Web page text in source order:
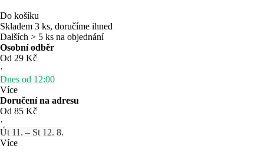
Do košíku
Skladem 3 ks, doručíme ihned
Dalších > 5 ks na objednání
Osobní odběr
Od 29 Kč
·
Dnes od 12:00
Více
Doručení na adresu
Od 85 Kč
·
Út 11. – St 12. 8.
Více